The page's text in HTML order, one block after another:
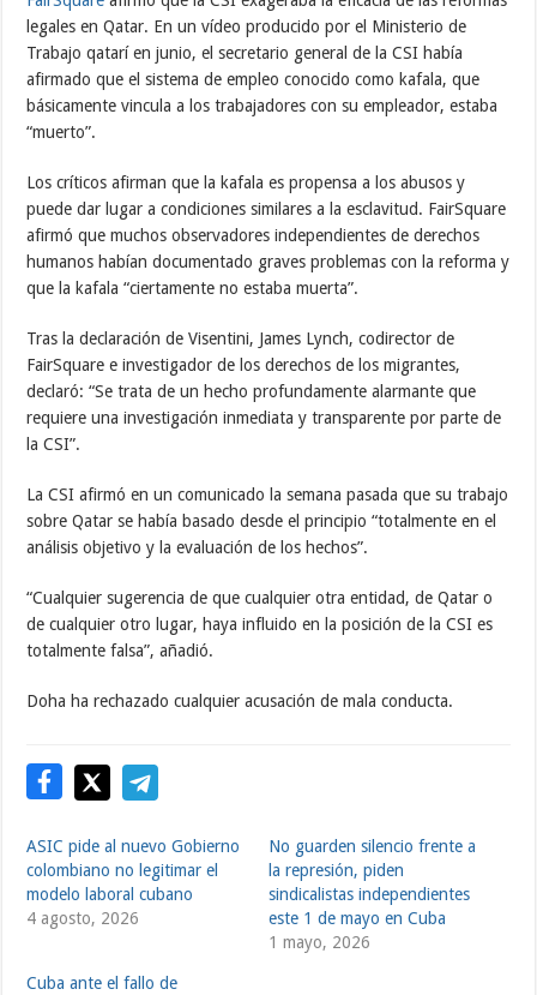
legales en Qatar. En un vídeo producido por el Ministerio de
Trabajo qatarí en junio, el secretario general de la CSI había
afirmado que el sistema de empleo conocido como kafala, que
básicamente vincula a los trabajadores con su empleador, estaba
“muerto”.
Los críticos afirman que la kafala es propensa a los abusos y
puede dar lugar a condiciones similares a la esclavitud. FairSquare
afirmó que muchos observadores independientes de derechos
humanos habían documentado graves problemas con la reforma y
que la kafala “ciertamente no estaba muerta”.
Tras la declaración de Visentini, James Lynch, codirector de
FairSquare e investigador de los derechos de los migrantes,
declaró: “Se trata de un hecho profundamente alarmante que
requiere una investigación inmediata y transparente por parte de
la CSI”.
La CSI afirmó en un comunicado la semana pasada que su trabajo
sobre Qatar se había basado desde el principio “totalmente en el
análisis objetivo y la evaluación de los hechos”.
“Cualquier sugerencia de que cualquier otra entidad, de Qatar o
de cualquier otro lugar, haya influido en la posición de la CSI es
totalmente falsa”, añadió.
Doha ha rechazado cualquier acusación de mala conducta.
ASIC pide al nuevo Gobierno
colombiano no legitimar el
modelo laboral cubano
4 agosto, 2026
No guarden silencio frente a
la represión, piden
sindicalistas independientes
este 1 de mayo en Cuba
1 mayo, 2026
Cuba ante el fallo de